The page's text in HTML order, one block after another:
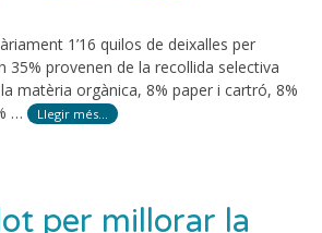
1’16 quilos de deixalles per
35% provenen de la recollida selectiva
matèria orgànica, 8% paper i cartró, 8%
…
Llegir més…
per millorar la